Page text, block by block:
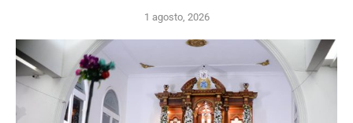
1 agosto, 2026